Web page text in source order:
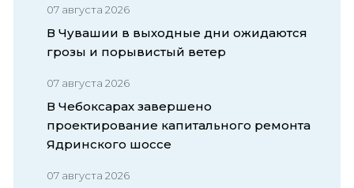
07 августа 2026
В Чувашии в выходные дни ожидаются
грозы и порывистый ветер
07 августа 2026
В Чебоксарах завершено
проектирование капитального ремонта
Ядринского шоссе
07 августа 2026